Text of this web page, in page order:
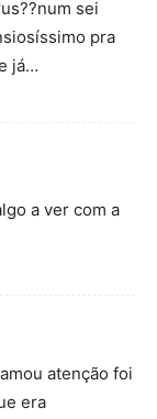
sei
pra
já…
a ver com a
atenção foi
era